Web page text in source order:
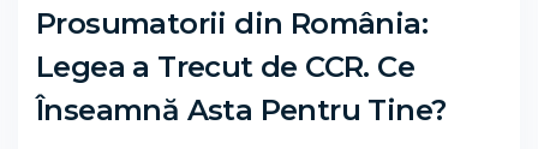
Prosumatorii din România:
Legea a Trecut de CCR. Ce
Înseamnă Asta Pentru Tine?